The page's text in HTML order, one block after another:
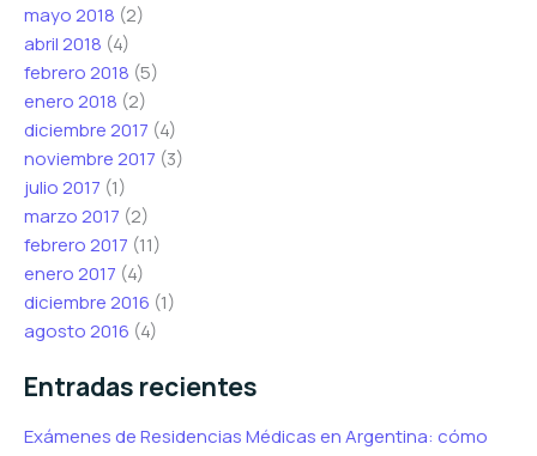
mayo 2018 (2)
abril 2018 (4)
febrero 2018 (5)
enero 2018 (2)
diciembre 2017 (4)
noviembre 2017 (3)
julio 2017 (1)
marzo 2017 (2)
febrero 2017 (11)
enero 2017 (4)
diciembre 2016 (1)
agosto 2016 (4)
Entradas recientes
Exámenes de Residencias Médicas en Argentina: cómo